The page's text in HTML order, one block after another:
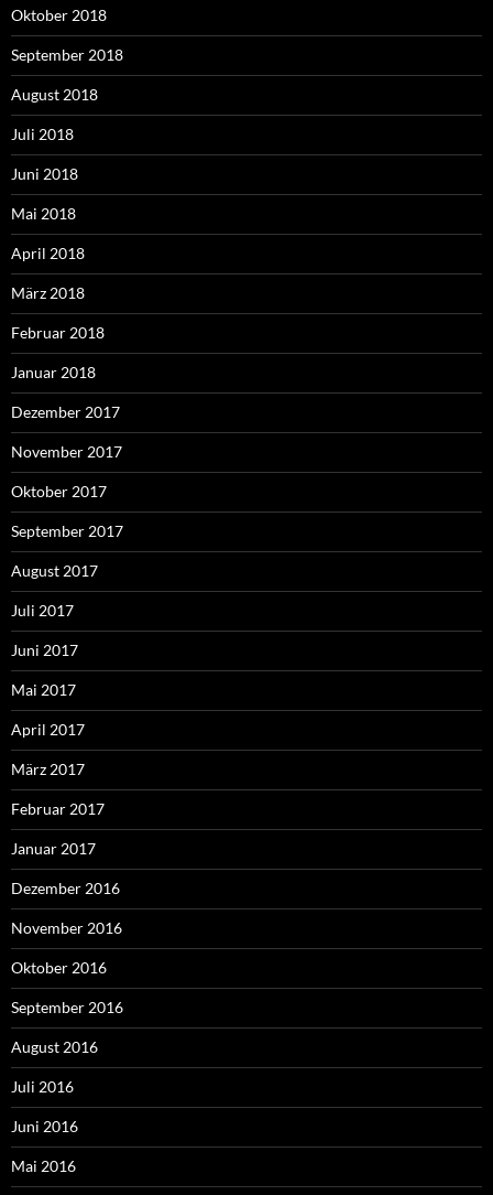
Oktober 2018
September 2018
August 2018
Juli 2018
Juni 2018
Mai 2018
April 2018
März 2018
Februar 2018
Januar 2018
Dezember 2017
November 2017
Oktober 2017
September 2017
August 2017
Juli 2017
Juni 2017
Mai 2017
April 2017
März 2017
Februar 2017
Januar 2017
Dezember 2016
November 2016
Oktober 2016
September 2016
August 2016
Juli 2016
Juni 2016
Mai 2016